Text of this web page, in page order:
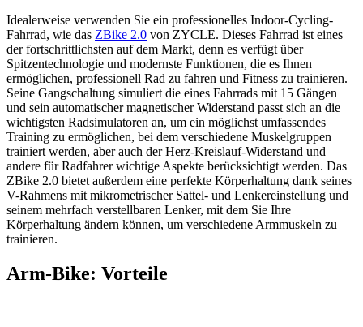
Idealerweise verwenden Sie ein professionelles Indoor-Cycling-
Fahrrad, wie das ZBike 2.0 von ZYCLE. Dieses Fahrrad ist eines
der fortschrittlichsten auf dem Markt, denn es verfügt über
Spitzentechnologie und modernste Funktionen, die es Ihnen
ermöglichen, professionell Rad zu fahren und Fitness zu trainieren.
Seine Gangschaltung simuliert die eines Fahrrads mit 15 Gängen
und sein automatischer magnetischer Widerstand passt sich an die
wichtigsten Radsimulatoren an, um ein möglichst umfassendes
Training zu ermöglichen, bei dem verschiedene Muskelgruppen
trainiert werden, aber auch der Herz-Kreislauf-Widerstand und
andere für Radfahrer wichtige Aspekte berücksichtigt werden. Das
ZBike 2.0 bietet außerdem eine perfekte Körperhaltung dank seines
V-Rahmens mit mikrometrischer Sattel- und Lenkereinstellung und
seinem mehrfach verstellbaren Lenker, mit dem Sie Ihre
Körperhaltung ändern können, um verschiedene Armmuskeln zu
trainieren.
Arm-Bike: Vorteile